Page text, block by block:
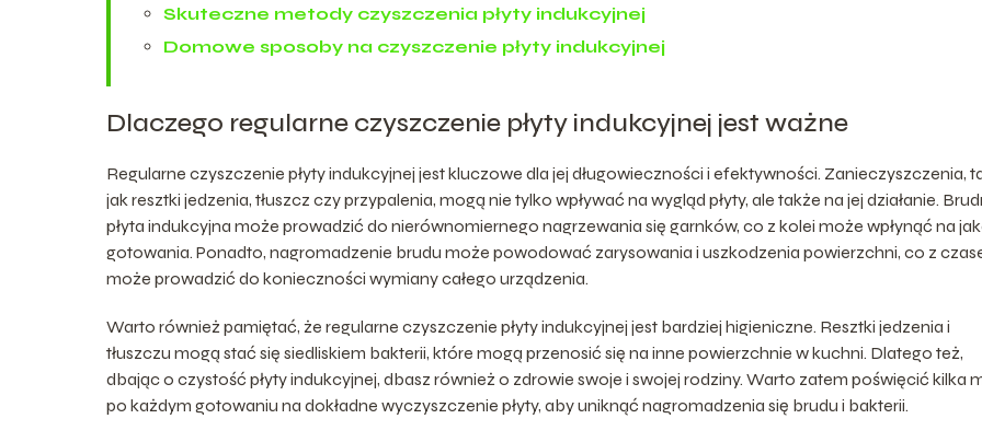
Skuteczne metody czyszczenia płyty indukcyjnej
Domowe sposoby na czyszczenie płyty indukcyjnej
Dlaczego regularne czyszczenie płyty indukcyjnej jest ważne
Regularne czyszczenie płyty indukcyjnej jest kluczowe dla jej długowieczności i efektywności. Zanieczyszczenia,
jak resztki jedzenia, tłuszcz czy przypalenia, mogą nie tylko wpływać na wygląd płyty, ale także na jej działanie.
płyta indukcyjna może prowadzić do nierównomiernego nagrzewania się garnków, co z kolei może wpłynąć na
gotowania. Ponadto, nagromadzenie brudu może powodować zarysowania i uszkodzenia powierzchni, co z
może prowadzić do konieczności wymiany całego urządzenia.
Warto również pamiętać, że regularne czyszczenie płyty indukcyjnej jest bardziej higieniczne. Resztki jedzenia i
tłuszczu mogą stać się siedliskiem bakterii, które mogą przenosić się na inne powierzchnie w kuchni. Dlatego też,
dbając o czystość płyty indukcyjnej, dbasz również o zdrowie swoje i swojej rodziny. Warto zatem poświęcić kilka
po każdym gotowaniu na dokładne wyczyszczenie płyty, aby uniknąć nagromadzenia się brudu i bakterii.